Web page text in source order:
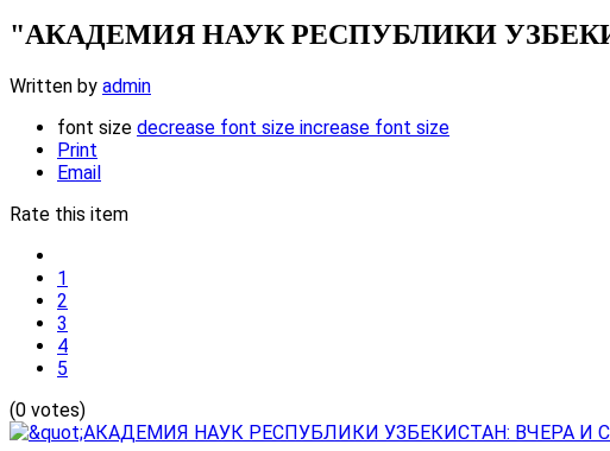
"АКАДЕМИЯ НАУК РЕСПУБЛИКИ
Written by admin
font size decrease font size increase font size
Print
Email
Rate this item
1
2
3
4
5
(0 votes)